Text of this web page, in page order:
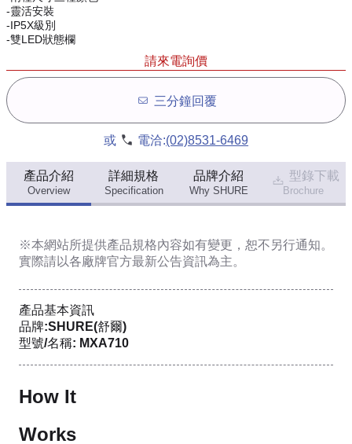
-靈活安裝
-IP5X級別
-雙LED狀態欄
請來電詢價
三分鐘回覆
或 電洽:(02)8531-6469
產品介紹
Overview
詳細規格
Specification
品牌介紹
Why SHURE
型錄下載
Brochure
※本網站所提供產品規格內容如有變更，恕不另行通知。
實際請以各廠牌官方最新公告資訊為主。
產品基本資訊
品牌:SHURE(舒爾)
型號/名稱: MXA710
How It
Works